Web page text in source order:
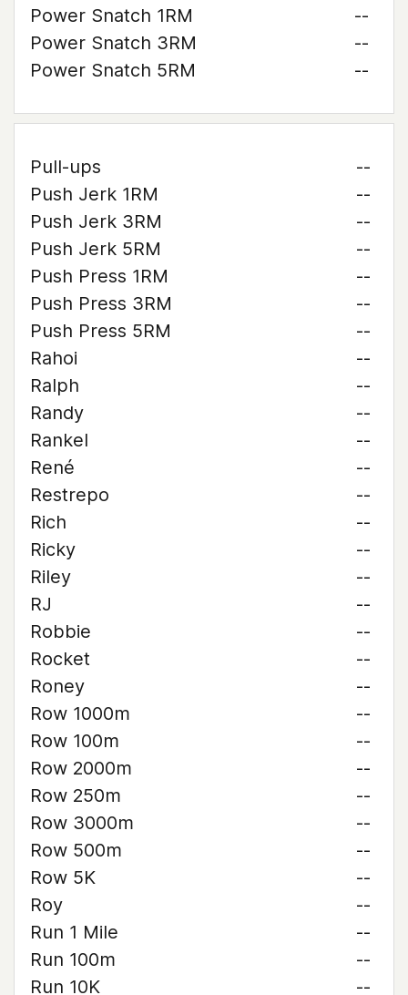
Power Snatch 1RM
--
Power Snatch 3RM
--
Power Snatch 5RM
--
Pull-ups
--
Push Jerk 1RM
--
Push Jerk 3RM
--
Push Jerk 5RM
--
Push Press 1RM
--
Push Press 3RM
--
Push Press 5RM
--
Rahoi
--
Ralph
--
Randy
--
Rankel
--
René
--
Restrepo
--
Rich
--
Ricky
--
Riley
--
RJ
--
Robbie
--
Rocket
--
Roney
--
Row 1000m
--
Row 100m
--
Row 2000m
--
Row 250m
--
Row 3000m
--
Row 500m
--
Row 5K
--
Roy
--
Run 1 Mile
--
Run 100m
--
Run 10K
--